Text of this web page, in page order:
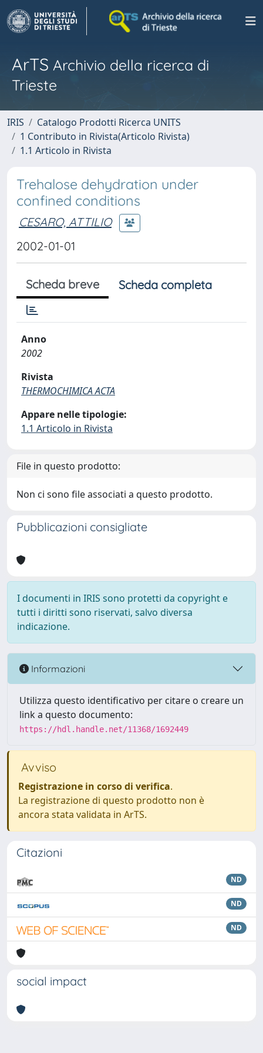
ArTS Archivio della ricerca di
Trieste
IRIS
Catalogo Prodotti Ricerca UNITS
1 Contributo in Rivista(Articolo Rivista)
1.1 Articolo in Rivista
Trehalose dehydration under
confined conditions
CESARO, ATTILIO
2002-01-01
Scheda breve Scheda completa
Anno
2002
Rivista
THERMOCHIMICA ACTA
Appare nelle tipologie:
1.1 Articolo in Rivista
File in questo prodotto:
Non ci sono file associati a questo prodotto.
Pubblicazioni consigliate
I documenti in IRIS sono protetti da copyright e
tutti i diritti sono riservati, salvo diversa
indicazione.
Informazioni
Utilizza questo identificativo per citare o creare un
link a questo documento:
https://hdl.handle.net/11368/1692449
Avviso
Registrazione in corso di verifica.
La registrazione di questo prodotto non è
ancora stata validata in ArTS.
Citazioni
ND
ND
ND
social impact